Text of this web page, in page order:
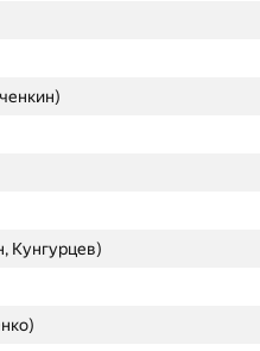
Кунгурцев)
Anton, Palamarchuk
Fedoryaka Dmitry)
Dolbilov Serafim)
Vasiliy)